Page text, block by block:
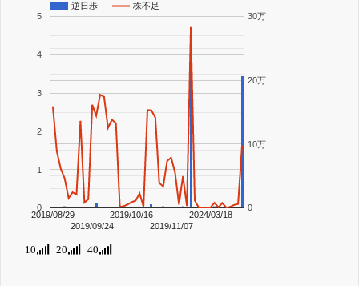
逆日歩 株不足
2019/08/29
2019/09/24
2019/10/16
2019/11/07
2024/03/18
0
1
2
3
4
5
0
10万
20万
30万
10 20 40